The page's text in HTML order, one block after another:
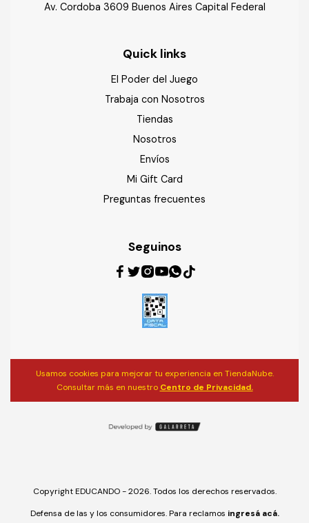
Av. Cordoba 3609 Buenos Aires Capital Federal
Quick links
El Poder del Juego
Trabaja con Nosotros
Tiendas
Nosotros
Envíos
Mi Gift Card
Preguntas frecuentes
Seguinos
Usamos cookies para mejorar tu experiencia en TiendaNube.
Consultar más en nuestro Centro de Privacidad.
Copyright EDUCANDO - 2026. Todos los derechos reservados.
Defensa de las y los consumidores. Para reclamos ingresá acá.